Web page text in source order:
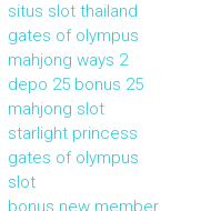
situs slot thailand
gates of olympus
mahjong ways 2
depo 25 bonus 25
mahjong slot
starlight princess
gates of olympus
slot